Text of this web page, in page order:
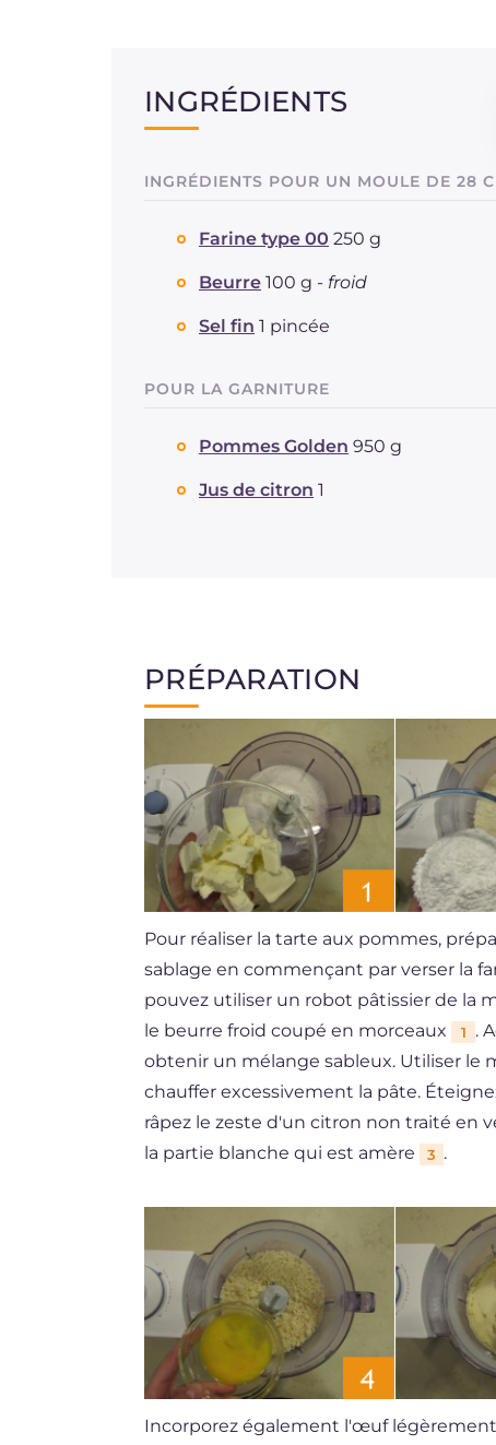
INGRÉDIENTS
INGRÉDIENTS POUR UN MOULE DE 28
Farine type 00 250 g
Beurre 100 g - froid
Sel fin 1 pincée
POUR LA GARNITURE
Pommes Golden 950 g
Jus de citron 1
PRÉPARATION
Pour réaliser la tarte aux pommes,
sablage en commençant par verser la
pouvez utiliser un robot pâtissier de la
le beurre froid coupé en morceaux
1
.
obtenir un mélange sableux. Utiliser
chauffer excessivement la pâte.
râpez le zeste d'un citron non traité en
la partie blanche qui est amère
3 .
Incorporez également l'œuf